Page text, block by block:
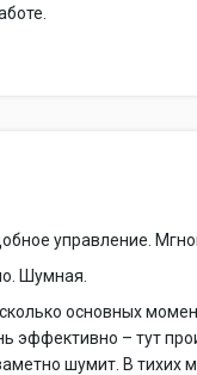
управление.
Шумная.
основных
эффективно – тут
шумит. В тихих